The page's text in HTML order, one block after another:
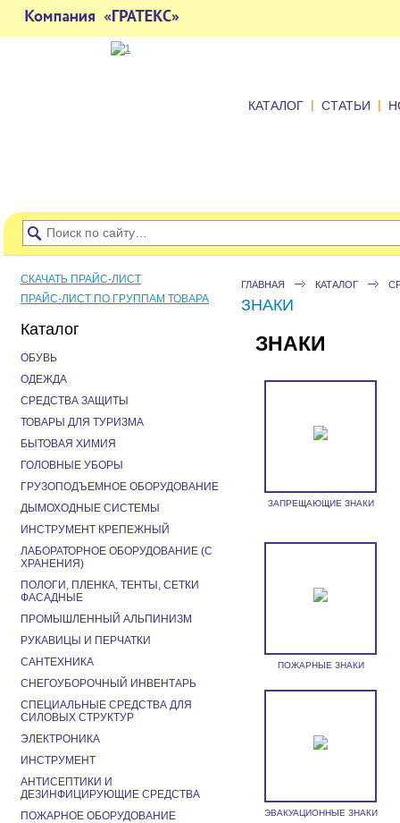
КАТАЛОГ | СТАТЬИ |
ГЛАВНАЯ КАТАЛОГ
ЗНАКИ
ЗНАКИ
ЗАПРЕЩАЮЩИЕ ЗНАКИ
ПОЖАРНЫЕ ЗНАКИ
ЭВАКУАЦИОННЫЕ ЗНАКИ
СКАЧАТЬ ПРАЙС-ЛИСТ
ПРАЙС-ЛИСТ ПО ГРУППАМ ТОВАРА
Каталог
ОБУВЬ
ОДЕЖДА
СРЕДСТВА ЗАЩИТЫ
ТОВАРЫ ДЛЯ ТУРИЗМА
БЫТОВАЯ ХИМИЯ
ГОЛОВНЫЕ УБОРЫ
ГРУЗОПОДЪЕМНОЕ ОБОРУДОВАНИЕ
ДЫМОХОДНЫЕ СИСТЕМЫ
ИНСТРУМЕНТ КРЕПЕЖНЫЙ
ЛАБОРАТОРНОЕ ОБОРУДОВАНИЕ (С
ХРАНЕНИЯ)
ПОЛОГИ, ПЛЕНКА, ТЕНТЫ, СЕТКИ
ФАСАДНЫЕ
ПРОМЫШЛЕННЫЙ АЛЬПИНИЗМ
РУКАВИЦЫ И ПЕРЧАТКИ
САНТЕХНИКА
СНЕГОУБОРОЧНЫЙ ИНВЕНТАРЬ
СПЕЦИАЛЬНЫЕ СРЕДСТВА ДЛЯ
СИЛОВЫХ СТРУКТУР
ЭЛЕКТРОНИКА
ИНСТРУМЕНТ
АНТИСЕПТИКИ И
ДЕЗИНФИЦИРУЮЩИЕ СРЕДСТВА
ПОЖАРНОЕ ОБОРУДОВАНИЕ